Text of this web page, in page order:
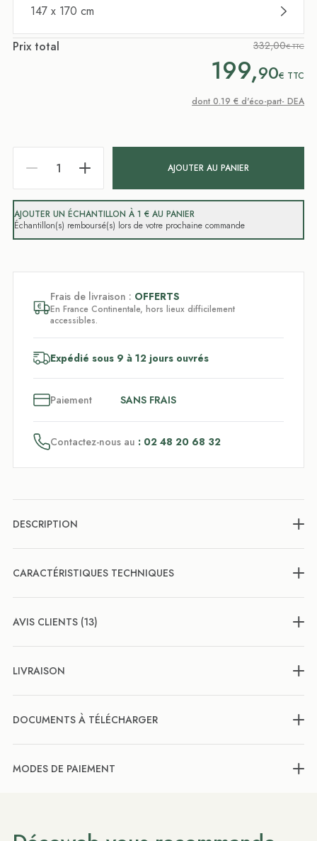
147 x 170 cm
Prix total 332,00€ TTC
199,90€ TTC
dont 0.19 € d'éco-part- DEA
AJOUTER AU PANIER
AJOUTER UN ÉCHANTILLON À 1 € AU PANIER
Échantillon(s) remboursé(s) lors de votre prochaine commande
Frais de livraison : OFFERTS
En France Continentale, hors lieux difficilement
accessibles.
Expédié sous 9 à 12 jours ouvrés
Paiement SANS FRAIS
Contactez-nous au : 02 48 20 68 32
DESCRIPTION
CARACTÉRISTIQUES TECHNIQUES
AVIS CLIENTS (13)
LIVRAISON
DOCUMENTS À TÉLÉCHARGER
MODES DE PAIEMENT